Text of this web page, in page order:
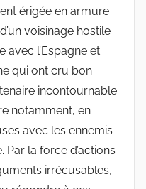
érigée en armure
voisinage hostile
avec l’Espagne et
qui ont cru bon
incontournable
notamment, en
avec les ennemis
la force d’actions
irrécusables,